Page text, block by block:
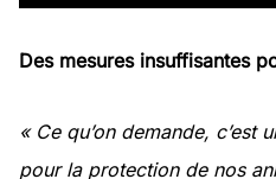
Des mesures insuffisantes
« Ce qu’on demande, c’est
pour la protection de nos